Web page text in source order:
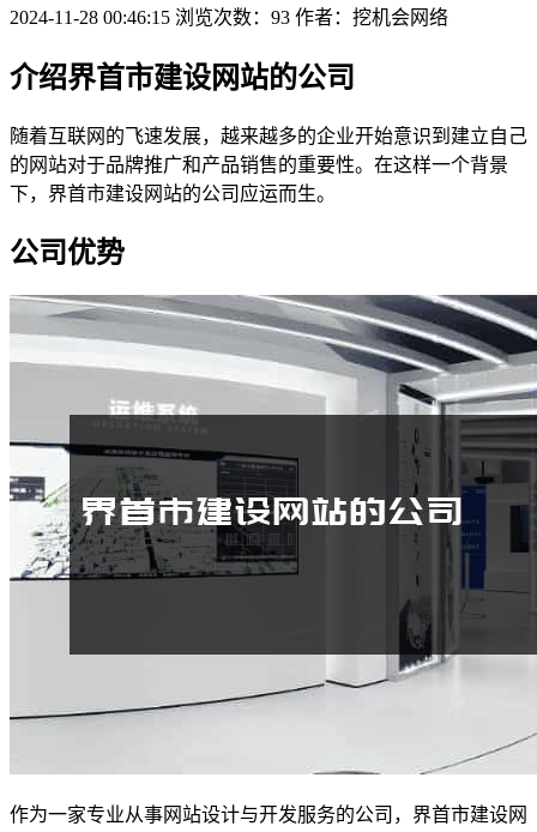
2024-11-28 00:46:15 浏览次数：93 作者：挖机会网络
介绍界首市建设网站的公司
随着互联网的飞速发展，越来越多的企业开始意识到建立自己
的网站对于品牌推广和产品销售的重要性。在这样一个背景
下，界首市建设网站的公司应运而生。
公司优势
作为一家专业从事网站设计与开发服务的公司，界首市建设网